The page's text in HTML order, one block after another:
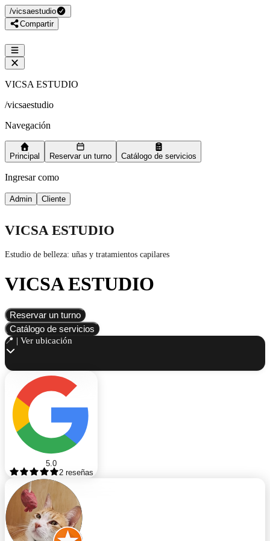
/vicsaestudio
Compartir
VICSA ESTUDIO
/vicsaestudio
Navegación
Principal Reservar un turno Catálogo de servicios
Ingresar como
Admin Cliente
VICSA ESTUDIO
Estudio de belleza: uñas y tratamientos capilares
VICSA ESTUDIO
Reservar un turno
Catálogo de servicios
📍 | Ver ubicación
5.0
2 reseñas